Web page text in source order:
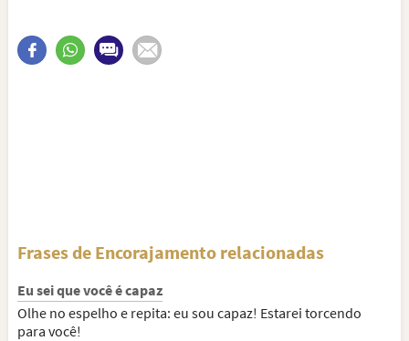
FRASES DE LUTO PARA AMIGO
Frases de Encorajamento relacionadas
Eu sei que você é capaz
Olhe no espelho e repita: eu sou capaz! Estarei torcendo
para você!